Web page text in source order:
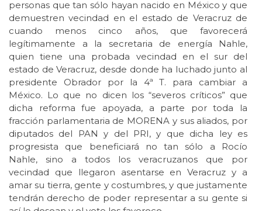
personas que tan sólo hayan nacido en México y que
demuestren vecindad en el estado de Veracruz de
cuando menos cinco años, que favorecerá
legítimamente a la secretaria de energía Nahle,
quien tiene una probada vecindad en el sur del
estado de Veracruz, desde donde ha luchado junto al
presidente Obrador por la 4ª T. para cambiar a
México. Lo que no dicen los “severos críticos” que
dicha reforma fue apoyada, a parte por toda la
fracción parlamentaria de MORENA y sus aliados, por
diputados del PAN y del PRI, y que dicha ley es
progresista que beneficiará no tan sólo a Rocío
Nahle, sino a todos los veracruzanos que por
vecindad que llegaron asentarse en Veracruz y a
amar su tierra, gente y costumbres, y que justamente
tendrán derecho de poder representar a su gente si